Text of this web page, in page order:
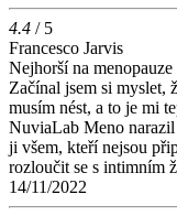
4.4 / 5
Francesco Jarvis
Nejhorší na
Začínal jsem si myslet,
musím nést, a to je mi
NuviaLab Meno
ji všem, kteří nejsou
rozloučit se s intimním
14/11/2022